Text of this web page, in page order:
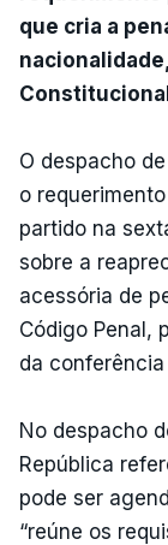
que cria a
O despacho
o
partido na
sobre a
acessória de
Código Penal,
da
No despacho
República
pode ser
“reúne os